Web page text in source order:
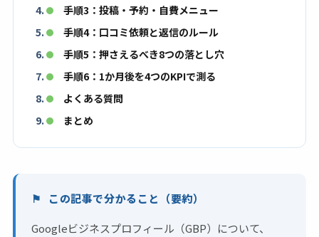
手順3：投稿・予約・自費メニュー
手順4：口コミ依頼と返信のルール
手順5：押さえるべき8つの落とし穴
手順6：1か月後を4つのKPIで測る
よくある質問
まとめ
この記事で分かること（要約）
Googleビジネスプロフィール（GBP）について、